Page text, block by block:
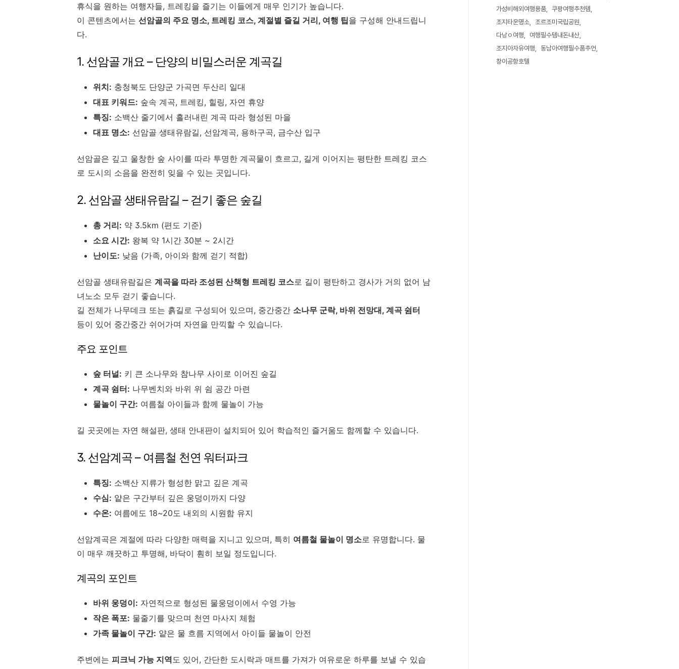
휴식을 원하는 여행자들, 트레킹을 즐기는 이들에게 매우 인기가 높습니다.
이 콘텐츠에서는 선암골의 주요 명소, 트레킹 코스, 계절별 즐길 거리, 여행 팁을 구성해 안내드립니
다.
1. 선암골 개요 – 단양의 비밀스러운 계곡길
위치: 충청북도 단양군 가곡면 두산리 일대
대표 키워드: 숲속 계곡, 트레킹, 힐링, 자연 휴양
특징: 소백산 줄기에서 흘러내린 계곡 따라 형성된 마을
대표 명소: 선암골 생태유람길, 선암계곡, 용하구곡, 금수산 입구
선암골은 깊고 울창한 숲 사이를 따라 투명한 계곡물이 흐르고, 길게 이어지는 평탄한 트레킹 코스
로 도시의 소음을 완전히 잊을 수 있는 곳입니다.
2. 선암골 생태유람길 – 걷기 좋은 숲길
총 거리: 약 3.5km (편도 기준)
소요 시간: 왕복 약 1시간 30분 ~ 2시간
난이도: 낮음 (가족, 아이와 함께 걷기 적합)
선암골 생태유람길은 계곡을 따라 조성된 산책형 트레킹 코스로 길이 평탄하고 경사가 거의 없어 남
녀노소 모두 걷기 좋습니다.
길 전체가 나무데크 또는 흙길로 구성되어 있으며, 중간중간 소나무 군락, 바위 전망대, 계곡 쉼터
등이 있어 중간중간 쉬어가며 자연을 만끽할 수 있습니다.
주요 포인트
숲 터널: 키 큰 소나무와 참나무 사이로 이어진 숲길
계곡 쉼터: 나무벤치와 바위 위 쉼 공간 마련
물놀이 구간: 여름철 아이들과 함께 물놀이 가능
길 곳곳에는 자연 해설판, 생태 안내판이 설치되어 있어 학습적인 즐거움도 함께할 수 있습니다.
3. 선암계곡 – 여름철 천연 워터파크
특징: 소백산 지류가 형성한 맑고 깊은 계곡
수심: 얕은 구간부터 깊은 웅덩이까지 다양
수온: 여름에도 18~20도 내외의 시원함 유지
선암계곡은 계절에 따라 다양한 매력을 지니고 있으며, 특히 여름철 물놀이 명소로 유명합니다. 물
이 매우 깨끗하고 투명해, 바닥이 훤히 보일 정도입니다.
계곡의 포인트
바위 웅덩이: 자연적으로 형성된 물웅덩이에서 수영 가능
작은 폭포: 물줄기를 맞으며 천연 마사지 체험
가족 물놀이 구간: 얕은 물 흐름 지역에서 아이들 물놀이 안전
주변에는 피크닉 가능 지역도 있어, 간단한 도시락과 매트를 가져가 여유로운 하루를 보낼 수 있습
가성비해외여행용품
쿠팡여행추천템
조지타운명소
조르조미국립공원
다낭ㅇ여행
여행필수템내돈내산
조지아자유여행
동남아여행필수품추언
창이공항호텔